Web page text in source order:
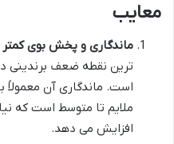
معایب
ماندگاری و پخش بوی
ملایم تا متوسط است که
افزایش می دهد.